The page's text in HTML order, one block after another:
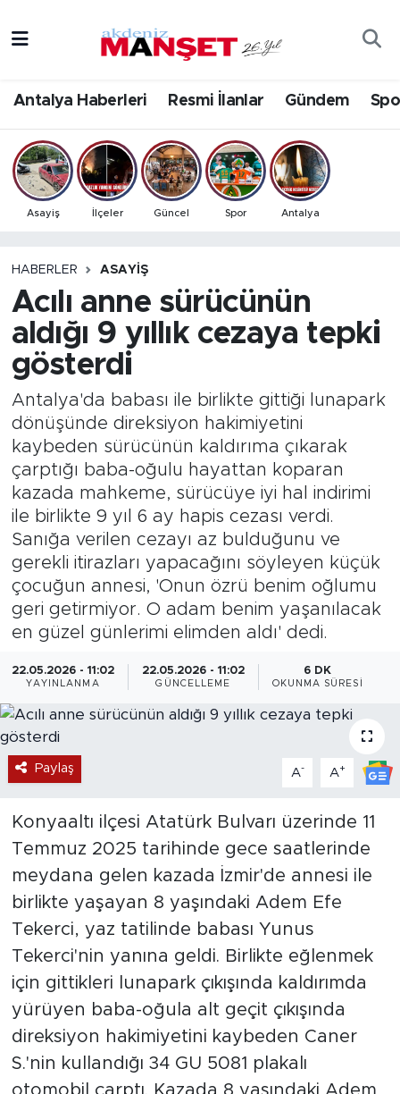
Antalya Haberleri Resmi İlanlar Gündem
Asayiş İlçeler Güncel Spor Antalya
HABERLER ASAYIŞ
Acılı anne sürücünün
aldığı 9 yıllık cezaya tepki
gösterdi
Antalya'da babası ile birlikte gittiği lunapark
dönüşünde direksiyon hakimiyetini
kaybeden sürücünün kaldırıma çıkarak
çarptığı baba-oğulu hayattan koparan
kazada mahkeme, sürücüye iyi hal indirimi
ile birlikte 9 yıl 6 ay hapis cezası verdi.
Sanığa verilen cezayı az bulduğunu ve
gerekli itirazları yapacağını söyleyen küçük
çocuğun annesi, 'Onun özrü benim oğlumu
geri getirmiyor. O adam benim yaşanılacak
en güzel günlerimi elimden aldı' dedi.
22.05.2026 - 11:02
YAYINLANMA
22.05.2026 - 11:02
GÜNCELLEME
6 DK
OKUNMA SÜRESI
Paylaş A- A+
Konyaaltı ilçesi Atatürk Bulvarı üzerinde 11
Temmuz 2025 tarihinde gece saatlerinde
meydana gelen kazada İzmir'de annesi ile
birlikte yaşayan 8 yaşındaki Adem Efe
Tekerci, yaz tatilinde babası Yunus
Tekerci'nin yanına geldi. Birlikte eğlenmek
için gittikleri lunapark çıkışında kaldırımda
yürüyen baba-oğula alt geçit çıkışında
direksiyon hakimiyetini kaybeden Caner
S.'nin kullandığı 34 GU 5081 plakalı
Bilim & Teknoloji
Eğitim
Ekonomi
Gündem
İlçeler
Magazin
Özel Haber
Politika
Resmi İlanlar
Sağlık
Turizm
Antalya Hava Durumu
Antalya Namaz Vakitleri
Antalya Trafik Yoğunluk Haritası
Tüm Manşetler
Son Dakika Haberleri